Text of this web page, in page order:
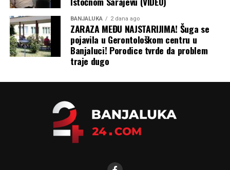
BANJALUKA 2 dana ago
ZARAZA MEĐU NAJSTARIJIMA! Šuga se
pojavila u Gerontološkom centru u
Banjaluci! Porodice tvrde da problem
traje dugo